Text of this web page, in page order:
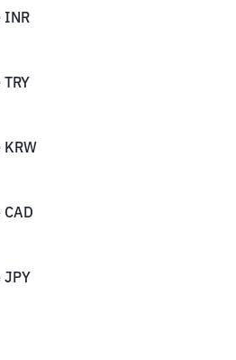
INR
TRY
KRW
CAD
JPY